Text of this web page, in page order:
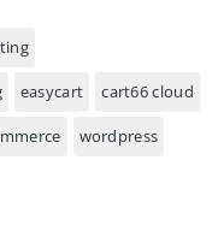
easycart cart66 cloud
wordpress